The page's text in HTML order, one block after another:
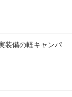
装備の軽キャンパ